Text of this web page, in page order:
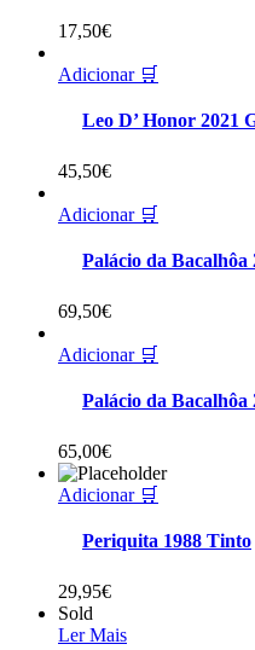
17,50€
Adicionar 🛒
Leo D’ Honor 2021
45,50€
Adicionar 🛒
Palácio da Bacalhôa
69,50€
Adicionar 🛒
Palácio da Bacalhôa
65,00€
Adicionar 🛒
Periquita 1988 Tinto
29,95€
Sold
Ler Mais